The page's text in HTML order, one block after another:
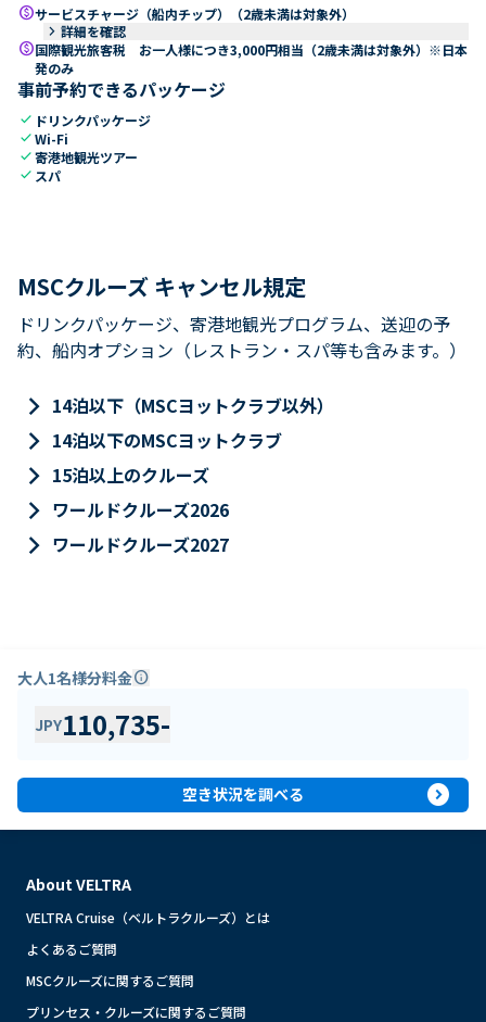
paidサービスチャージ（船内チップ）（2歳未満は対象外）
keyboard_arrow_right 詳細を確認
paid国際観光旅客税 お一人様につき3,000円相当（2歳未満は対象外）※日本
発のみ
事前予約できるパッケージ
check ドリンクパッケージ
checkWi-Fi
check寄港地観光ツアー
check スパ
MSCクルーズ キャンセル規定
ドリンクパッケージ、寄港地観光プログラム、送迎の予
約、船内オプション（レストラン・スパ等も含みます。）
keyboard_arrow_right 14泊以下（MSCヨットクラブ以外）
keyboard_arrow_right 14泊以下のMSCヨットクラブ
keyboard_arrow_right 15泊以上のクルーズ
keyboard_arrow_right ワールドクルーズ2026
keyboard_arrow_right ワールドクルーズ2027
大人1名様分料金info
JPY110,735-
空き状況を調べる expand_circle_right
About VELTRA
VELTRA Cruise（ベルトラクルーズ）とは
よくあるご質問
MSCクルーズに関するご質問
プリンセス・クルーズに関するご質問